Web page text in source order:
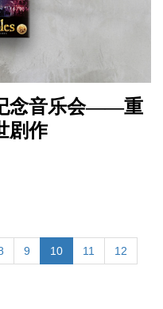
念音乐会——重
剧作
9 10 11 12